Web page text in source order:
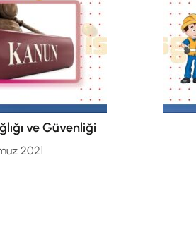
ve Güvenliği
2021